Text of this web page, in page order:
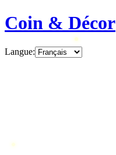
Coin & Décor
Langue: